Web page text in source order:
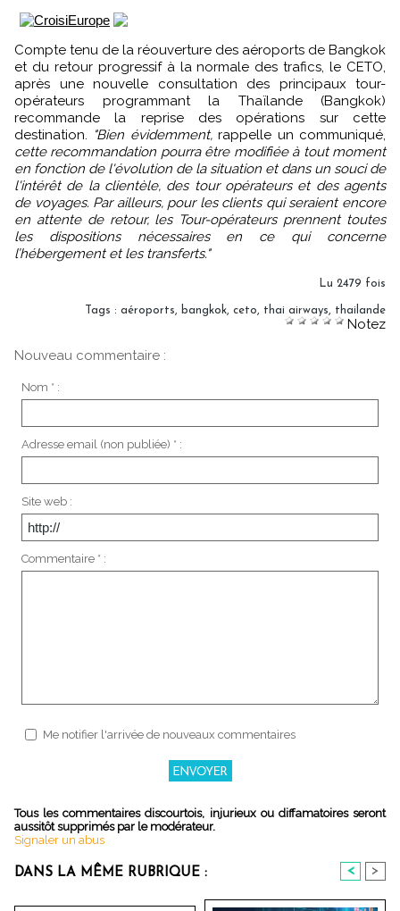
Compte tenu de la réouverture des aéroports de Bangkok
et du retour progressif à la normale des trafics, le CETO,
après une nouvelle consultation des principaux tour-
opérateurs programmant la Thaïlande (Bangkok)
recommande la reprise des opérations sur cette
destination. "Bien évidemment,rappelle un communiqué,
cette recommandation pourra être modifiée à tout moment
en fonction de l'évolution de la situation et dans un souci de
l'intérêt de la clientèle, des tour opérateurs et des agents
de voyages. Par ailleurs, pour les clients qui seraient encore
en attente de retour, les Tour-opérateurs prennent toutes
les dispositions nécessaires en ce qui concerne
l’hébergement et les transferts."
Lu 2479 fois
Tags : aéroports, bangkok, ceto, thai airways, thailande
Notez
Nouveau commentaire :
Nom * :
Adresse email (non publiée) * :
Site web :
Commentaire * :
Me notifier l'arrivée de nouveaux commentaires
Tous les commentaires discourtois, injurieux ou diffamatoires seront
aussitôt supprimés par le modérateur.
Signaler un abus
DANS LA MÊME RUBRIQUE : < >